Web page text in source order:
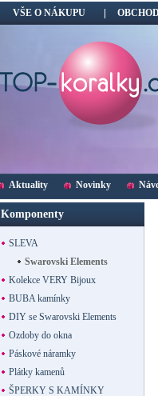
VŠE O NÁKUPU
Aktuality Novinky
Komponenty
SLEVA
Swarovski Elements
Kolekce VERY Bijoux
BUBA kamínky
DIY se Swarovski Elements
Ozdoby do okna
Páskové náramky
Plátky kamenů
ŠPERKY S KAMÍNKY